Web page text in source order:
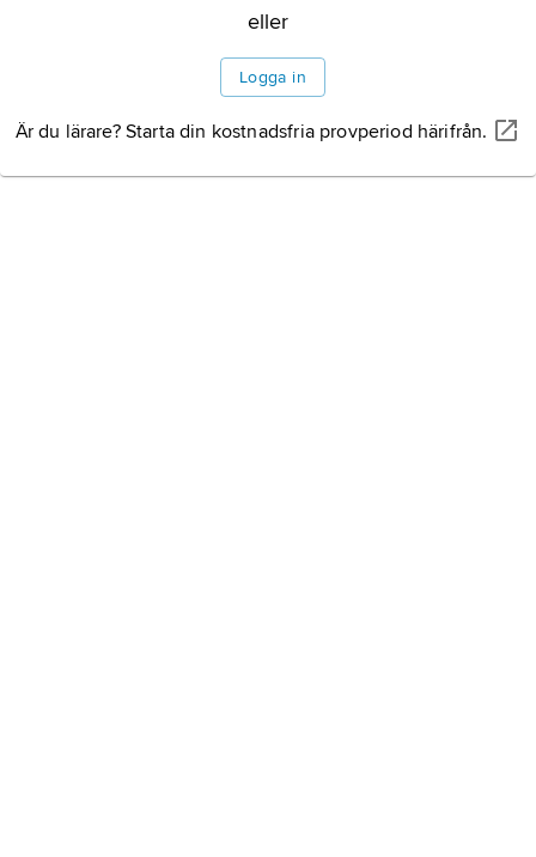
eller
Logga in
Är du lärare? Starta din kostnadsfria provperiod härifrån.